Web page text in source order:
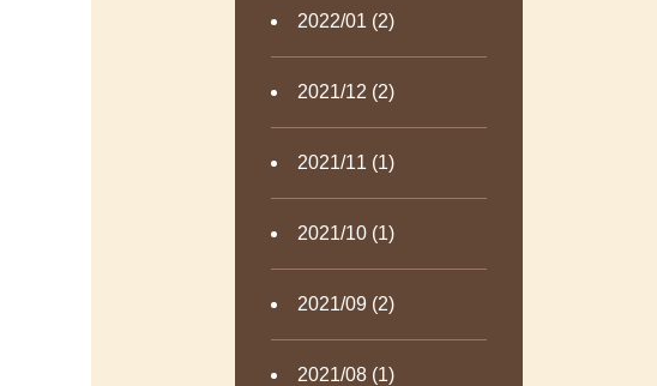
2022/01 (2)
2021/12 (2)
2021/11 (1)
2021/10 (1)
2021/09 (2)
2021/08 (1)